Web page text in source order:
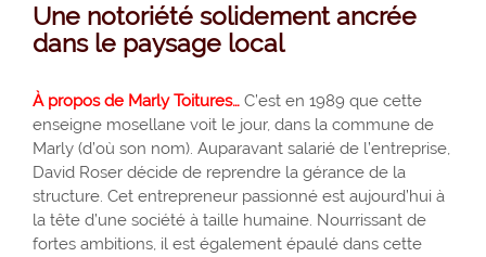
Une notoriété solidement ancrée
dans le paysage local
À propos de Marly Toitures… C’est en 1989 que cette
enseigne mosellane voit le jour, dans la commune de
Marly (d’où son nom). Auparavant salarié de l’entreprise,
David Roser décide de reprendre la gérance de la
structure. Cet entrepreneur passionné est aujourd’hui à
la tête d’une société à taille humaine. Nourrissant de
fortes ambitions, il est également épaulé dans cette